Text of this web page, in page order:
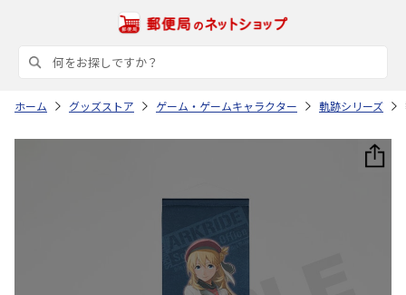
ホーム グッズストア ゲーム・ゲームキャラクター 軌跡シリーズ